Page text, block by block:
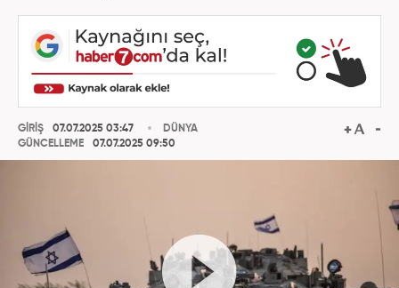
GİRİŞ
07.07.2025 03:47
GÜNCELLEME
07.07.2025 09:50
DÜNYA